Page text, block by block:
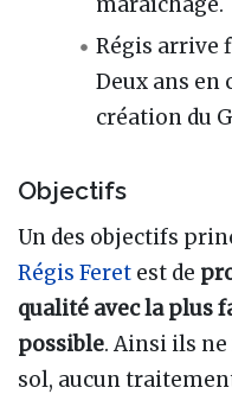
Régis arrive
Deux ans en
création du
Objectifs
Un des objectifs
Régis Feret est de
qualité avec la plus
possible. Ainsi ils
sol, aucun